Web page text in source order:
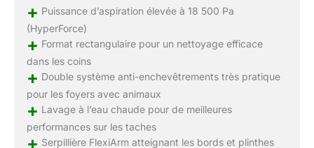
+ Puissance d’aspiration élevée à 18 500 Pa
(HyperForce)
+ Format rectangulaire pour un nettoyage efficace
dans les coins
+ Double système anti-enchevêtrements très pratique
pour les foyers avec animaux
+ Lavage à l’eau chaude pour de meilleures
performances sur les taches
+ Serpillière FlexiArm atteignant les bords et plinthes